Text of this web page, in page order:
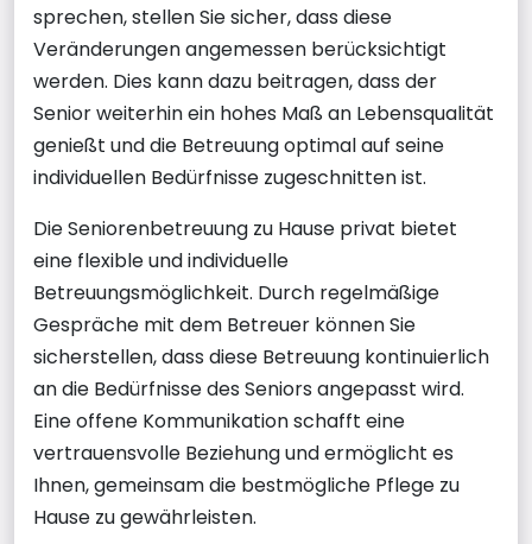
sprechen, stellen Sie sicher, dass diese
Veränderungen angemessen berücksichtigt
werden. Dies kann dazu beitragen, dass der
Senior weiterhin ein hohes Maß an Lebensqualität
genießt und die Betreuung optimal auf seine
individuellen Bedürfnisse zugeschnitten ist.
Die Seniorenbetreuung zu Hause privat bietet
eine flexible und individuelle
Betreuungsmöglichkeit. Durch regelmäßige
Gespräche mit dem Betreuer können Sie
sicherstellen, dass diese Betreuung kontinuierlich
an die Bedürfnisse des Seniors angepasst wird.
Eine offene Kommunikation schafft eine
vertrauensvolle Beziehung und ermöglicht es
Ihnen, gemeinsam die bestmögliche Pflege zu
Hause zu gewährleisten.